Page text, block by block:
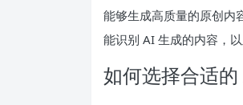
能够生成高质量的原创内
能识别 AI 生成的内容，
如何选择合适